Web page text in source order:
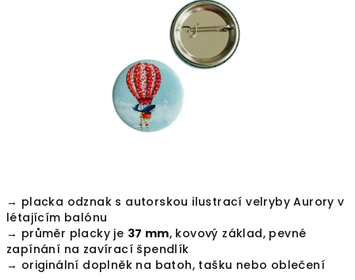
→ placka odznak s autorskou ilustrací velryby Aurory v
létajícím balónu
→ průměr placky je 37 mm, kovový základ, pevné
zapínání na zavírací špendlík
→ originální doplněk na batoh, tašku nebo oblečení